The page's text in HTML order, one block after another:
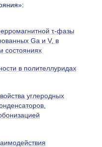
:
τ-фазы
Ga и V, в
состояниях
в полителлуридах
углеродных